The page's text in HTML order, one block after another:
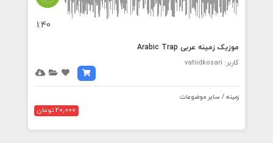
1:40
موزیک زمینه عربی Arabic Trap
کاربر: vahidkosari
زمینه / سایر موضوعات
20,000 تومان